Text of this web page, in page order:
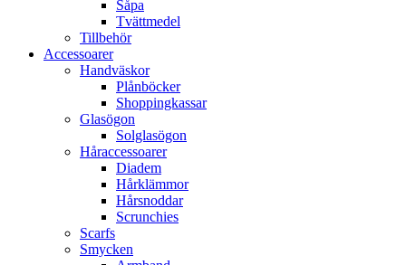
Såpa
Tvättmedel
Tillbehör
Accessoarer
Handväskor
Plånböcker
Shoppingkassar
Glasögon
Solglasögon
Håraccessoarer
Diadem
Hårklämmor
Hårsnoddar
Scrunchies
Scarfs
Smycken